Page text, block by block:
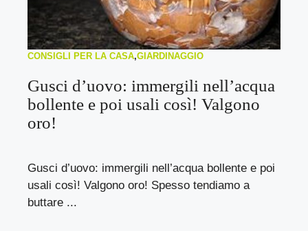
CONSIGLI PER LA CASA,GIARDINAGGIO
Gusci d’uovo: immergili nell’acqua
bollente e poi usali così! Valgono
oro!
Gusci d’uovo: immergili nell’acqua bollente e poi
usali così! Valgono oro! Spesso tendiamo a
buttare ...